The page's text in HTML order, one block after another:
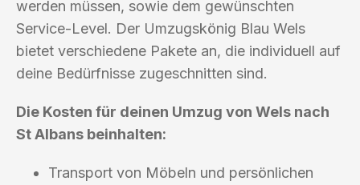
werden müssen, sowie dem gewünschten
Service-Level. Der Umzugskönig Blau Wels
bietet verschiedene Pakete an, die individuell auf
deine Bedürfnisse zugeschnitten sind.
Die Kosten für deinen Umzug von Wels nach
St Albans beinhalten:
Transport von Möbeln und persönlichen